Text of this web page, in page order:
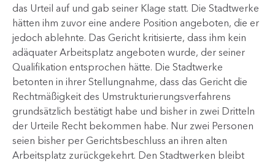
das Urteil auf und gab seiner Klage statt. Die Stadtwerke
hätten ihm zuvor eine andere Position angeboten, die er
jedoch ablehnte. Das Gericht kritisierte, dass ihm kein
adäquater Arbeitsplatz angeboten wurde, der seiner
Qualifikation entsprochen hätte. Die Stadtwerke
betonten in ihrer Stellungnahme, dass das Gericht die
Rechtmäßigkeit des Umstrukturierungsverfahrens
grundsätzlich bestätigt habe und bisher in zwei Dritteln
der Urteile Recht bekommen habe. Nur zwei Personen
seien bisher per Gerichtsbeschluss an ihren alten
Arbeitsplatz zurückgekehrt. Den Stadtwerken bleibt